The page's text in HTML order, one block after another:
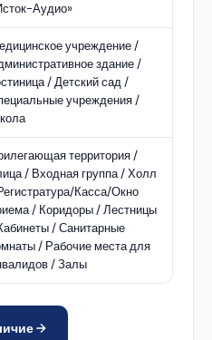
Аудио»
учреждение /
здание /
/ Детский сад /
учреждения /
территория /
/ Входная группа / Холл
Касса/Окно
/ Коридоры / Лестницы
/ Санитарные
/ Рабочие места для
/ Залы